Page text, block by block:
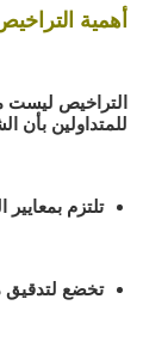
أهمية
التراخيص ليست
للمتداولين بأن
تلتزم بمعايير
تخضع لتدقيق